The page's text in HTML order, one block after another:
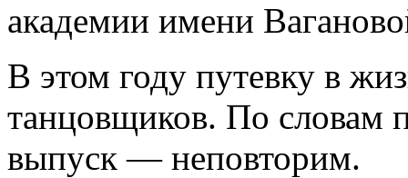
академии имени
В этом году путевку в
танцовщиков. По словам
выпуск — неповторим.